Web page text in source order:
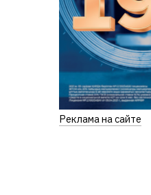
Реклама на сайте